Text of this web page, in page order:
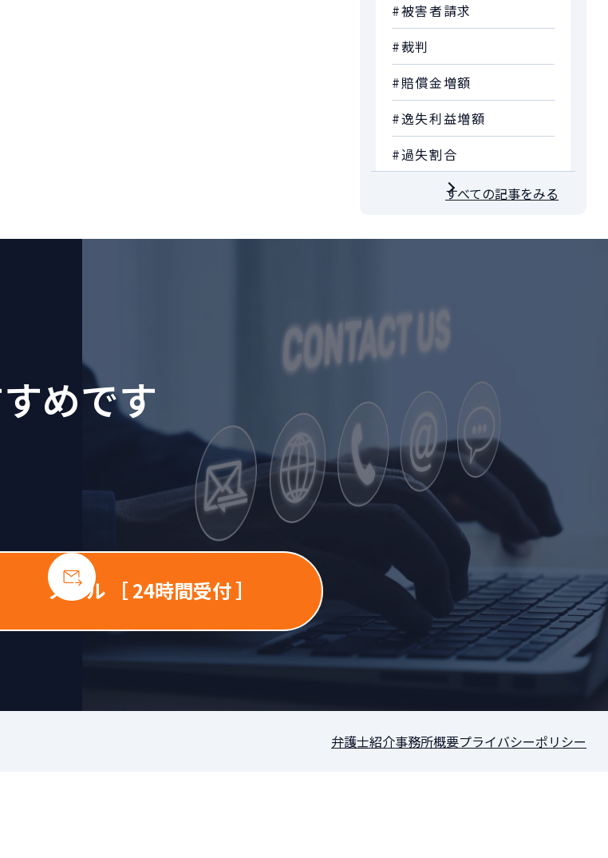
#被害者請求
#裁判
#賠償金増額
#逸失利益増額
#過失割合
すべての記事をみる
めです
メール ［ 24時間受付 ］
弁護士紹介事務所概要プライバシーポリシー